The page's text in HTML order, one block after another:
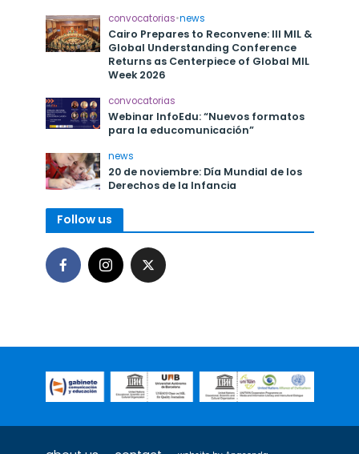
convocatorias•news
Cairo Prepares to Reconvene: III MIL &
Global Understanding Conference
Returns as Centerpiece of Global MIL
Week 2026
convocatorias
Webinar InfoEdu: “Nuevos formatos
para la educomunicación”
news
20 de noviembre: Día Mundial de los
Derechos de la Infancia
Follow us